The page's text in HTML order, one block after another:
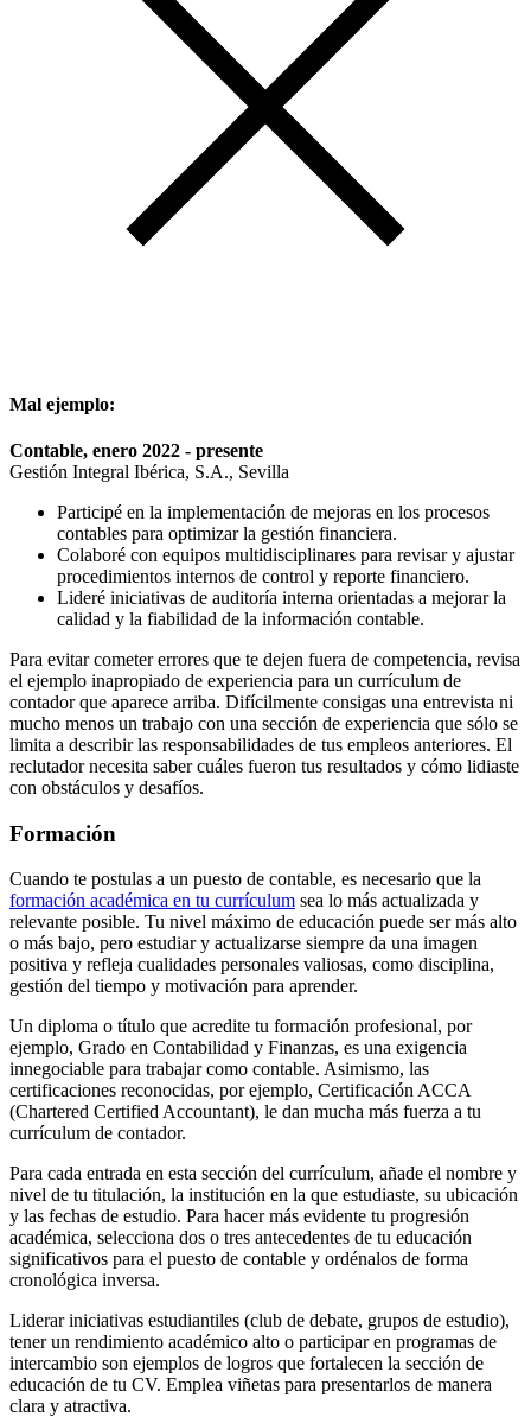
Mal ejemplo:
Contable, enero 2022 - presente
Gestión Integral Ibérica, S.A., Sevilla
Participé en la implementación de mejoras en los procesos
contables para optimizar la gestión financiera.
Colaboré con equipos multidisciplinares para revisar y ajustar
procedimientos internos de control y reporte financiero.
Lideré iniciativas de auditoría interna orientadas a mejorar la
calidad y la fiabilidad de la información contable.
Para evitar cometer errores que te dejen fuera de competencia, revisa
el ejemplo inapropiado de experiencia para un currículum de
contador que aparece arriba. Difícilmente consigas una entrevista ni
mucho menos un trabajo con una sección de experiencia que sólo se
limita a describir las responsabilidades de tus empleos anteriores. El
reclutador necesita saber cuáles fueron tus resultados y cómo lidiaste
con obstáculos y desafíos.
Formación
Cuando te postulas a un puesto de contable, es necesario que la
formación académica en tu currículum sea lo más actualizada y
relevante posible. Tu nivel máximo de educación puede ser más alto
o más bajo, pero estudiar y actualizarse siempre da una imagen
positiva y refleja cualidades personales valiosas, como disciplina,
gestión del tiempo y motivación para aprender.
Un diploma o título que acredite tu formación profesional, por
ejemplo, Grado en Contabilidad y Finanzas, es una exigencia
innegociable para trabajar como contable. Asimismo, las
certificaciones reconocidas, por ejemplo, Certificación ACCA
(Chartered Certified Accountant), le dan mucha más fuerza a tu
currículum de contador.
Para cada entrada en esta sección del currículum, añade el nombre y
nivel de tu titulación, la institución en la que estudiaste, su ubicación
y las fechas de estudio. Para hacer más evidente tu progresión
académica, selecciona dos o tres antecedentes de tu educación
significativos para el puesto de contable y ordénalos de forma
cronológica inversa.
Liderar iniciativas estudiantiles (club de debate, grupos de estudio),
tener un rendimiento académico alto o participar en programas de
intercambio son ejemplos de logros que fortalecen la sección de
educación de tu CV. Emplea viñetas para presentarlos de manera
clara y atractiva.